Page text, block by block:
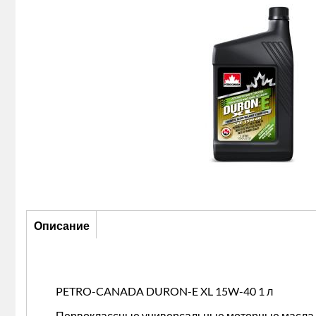
Описание
Описание
PETRO-CANADA DURON-E XL 15W-40 1 л